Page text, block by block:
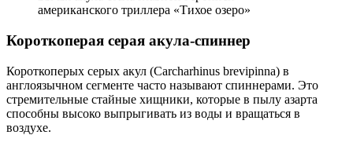
американского триллера «Тихое озеро»
Короткоперая серая акула-спиннер
Короткоперых серых акул (Carcharhinus brevipinna) в
англоязычном сегменте часто называют спиннерами. Это
стремительные стайные хищники, которые в пылу азарта
способны высоко выпрыгивать из воды и вращаться в
воздухе.